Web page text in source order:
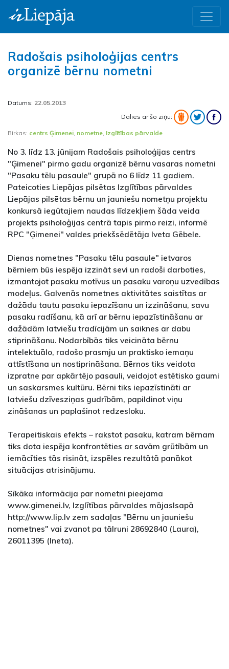
Radošais psiholoģijas centrs
organizē bērnu nometni
Datums: 22.05.2013
Dalies ar šo ziņu:
Birkas: centrs Ģimenei nometne Izglītības pārvalde
No 3. līdz 13. jūnijam Radošais psiholoģijas centrs
"Ģimenei" pirmo gadu organizē bērnu vasaras nometni
"Pasaku tēlu pasaule" grupā no 6 līdz 11 gadiem.
Pateicoties Liepājas pilsētas Izglītības pārvaldes
Liepājas pilsētas bērnu un jauniešu nometņu projektu
konkursā iegūtajiem naudas līdzekļiem šāda veida
projekts psiholoģijas centrā tapis pirmo reizi, informē
RPC "Ģimenei" valdes priekšsēdētāja Iveta Gēbele.
Dienas nometnes "Pasaku tēlu pasaule" ietvaros
bērniem būs iespēja izzināt sevi un radoši darboties,
izmantojot pasaku motīvus un pasaku varoņu uzvedības
modeļus. Galvenās nometnes aktivitātes saistītas ar
dažādu tautu pasaku iepazīšanu un izzināšanu, savu
pasaku radīšanu, kā arī ar bērnu iepazīstināšanu ar
dažādām latviešu tradīcijām un saiknes ar dabu
stiprināšanu. Nodarbībās tiks veicināta bērnu
intelektuālo, radošo prasmju un praktisko iemaņu
attīstīšana un nostiprināšana. Bērnos tiks veidota
izpratne par apkārtējo pasauli, veidojot estētisko gaumi
un saskarsmes kultūru. Bērni tiks iepazīstināti ar
latviešu dzīvesziņas gudrībām, papildinot viņu
zināšanas un paplašinot redzesloku.
Terapeitiskais efekts – rakstot pasaku, katram bērnam
tiks dota iespēja konfrontēties ar savām grūtībām un
iemācīties tās risināt, izspēles rezultātā panākot
situācijas atrisinājumu.
Sīkāka informācija par nometni pieejama
www.gimenei.lv, Izglītības pārvaldes mājaslsapā
http://www.lip.lv zem sadaļas "Bērnu un jauniešu
nometnes" vai zvanot pa tālruni 28692840 (Laura),
26011395 (Ineta).